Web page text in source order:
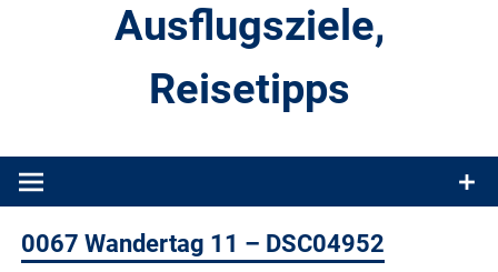
Ausflugsziele,
Reisetipps
Produkttests und Buchrezensionen. Ein Blog für alle, die gern
0067 Wandertag 11 – DSC04952